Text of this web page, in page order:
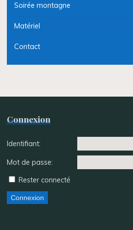
Soirée montagne
Matériel
Contact
Connexion
Identifiant:
Mot de passe:
Rester connecté
Connexion